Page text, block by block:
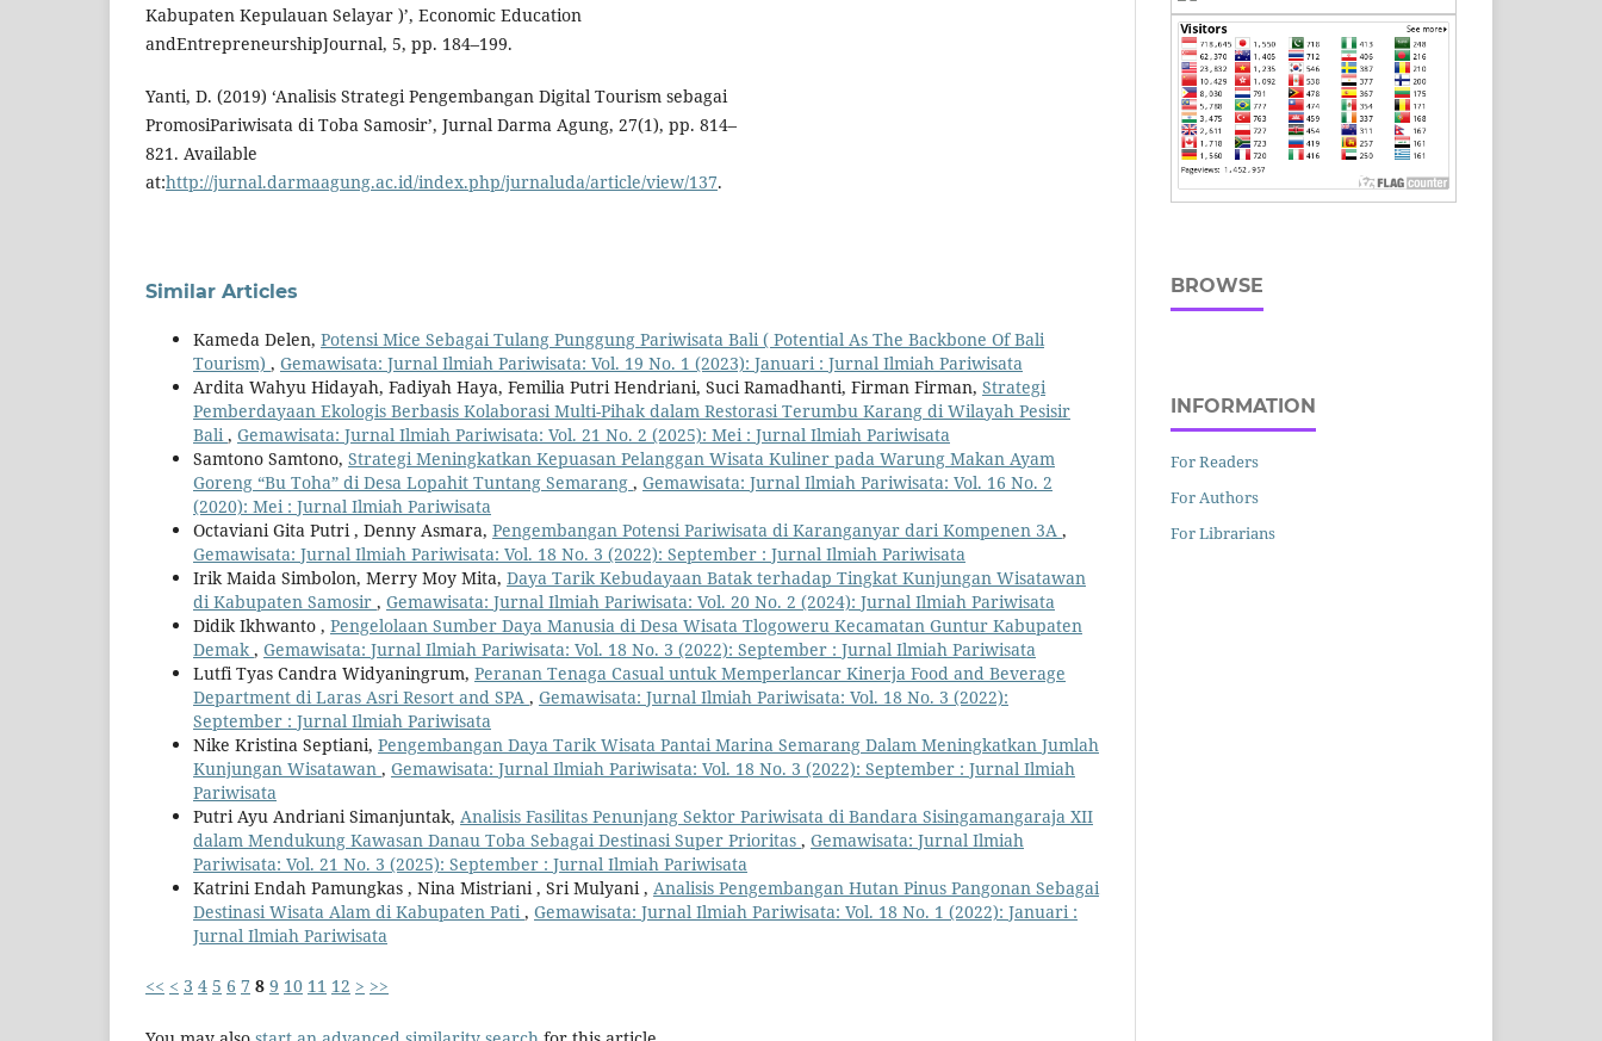
Kabupaten Kepulauan Selayar )’, Economic Education
andEntrepreneurshipJournal, 5, pp. 184–199.
Yanti, D. (2019) ‘Analisis Strategi Pengembangan Digital Tourism sebagai
PromosiPariwisata di Toba Samosir’, Jurnal Darma Agung, 27(1), pp. 814–
821. Available
at:http://jurnal.darmaagung.ac.id/index.php/jurnaluda/article/view/137.
Similar Articles
Kameda Delen, Potensi Mice Sebagai Tulang Punggung Pariwisata Bali ( Potential As The Backbone Of Bali
Tourism) , Gemawisata: Jurnal Ilmiah Pariwisata: Vol. 19 No. 1 (2023): Januari : Jurnal Ilmiah Pariwisata
Ardita Wahyu Hidayah, Fadiyah Haya, Femilia Putri Hendriani, Suci Ramadhanti, Firman Firman, Strategi
Pemberdayaan Ekologis Berbasis Kolaborasi Multi-Pihak dalam Restorasi Terumbu Karang di Wilayah Pesisir
Bali, Gemawisata: Jurnal Ilmiah Pariwisata: Vol. 21 No. 2 (2025): Mei : Jurnal Ilmiah Pariwisata
Samtono Samtono, Strategi Meningkatkan Kepuasan Pelanggan Wisata Kuliner pada Warung Makan Ayam
Goreng “Bu Toha” di Desa Lopahit Tuntang Semarang , Gemawisata: Jurnal Ilmiah Pariwisata: Vol. 16 No. 2
(2020): Mei : Jurnal Ilmiah Pariwisata
Octaviani Gita Putri , Denny Asmara, Pengembangan Potensi Pariwisata di Karanganyar dari Kompenen 3A ,
Gemawisata: Jurnal Ilmiah Pariwisata: Vol. 18 No. 3 (2022): September : Jurnal Ilmiah Pariwisata
Irik Maida Simbolon, Merry Moy Mita, Daya Tarik Kebudayaan Batak terhadap Tingkat Kunjungan Wisatawan
di Kabupaten Samosir , Gemawisata: Jurnal Ilmiah Pariwisata: Vol. 20 No. 2 (2024): Jurnal Ilmiah Pariwisata
Didik Ikhwanto , Pengelolaan Sumber Daya Manusia di Desa Wisata Tlogoweru Kecamatan Guntur Kabupaten
Demak , Gemawisata: Jurnal Ilmiah Pariwisata: Vol. 18 No. 3 (2022): September : Jurnal Ilmiah Pariwisata
Lutfi Tyas Candra Widyaningrum, Peranan Tenaga Casual untuk Memperlancar Kinerja Food and Beverage
Department di Laras Asri Resort and SPA , Gemawisata: Jurnal Ilmiah Pariwisata: Vol. 18 No. 3 (2022):
September : Jurnal Ilmiah Pariwisata
Nike Kristina Septiani, Pengembangan Daya Tarik Wisata Pantai Marina Semarang Dalam Meningkatkan Jumlah
Kunjungan Wisatawan , Gemawisata: Jurnal Ilmiah Pariwisata: Vol. 18 No. 3 (2022): September : Jurnal Ilmiah
Pariwisata
Putri Ayu Andriani Simanjuntak, Analisis Fasilitas Penunjang Sektor Pariwisata di Bandara Sisingamangaraja XII
dalam Mendukung Kawasan Danau Toba Sebagai Destinasi Super Prioritas , Gemawisata: Jurnal Ilmiah
Pariwisata: Vol. 21 No. 3 (2025): September : Jurnal Ilmiah Pariwisata
Katrini Endah Pamungkas , Nina Mistriani , Sri Mulyani , Analisis Pengembangan Hutan Pinus Pangonan Sebagai
Destinasi Wisata Alam di Kabupaten Pati, Gemawisata: Jurnal Ilmiah Pariwisata: Vol. 18 No. 1 (2022): Januari :
Jurnal Ilmiah Pariwisata
<< < 3 4 5 6 7 8 9 10 11 12 > >>
BROWSE
INFORMATION
For Readers
For Authors
For Librarians